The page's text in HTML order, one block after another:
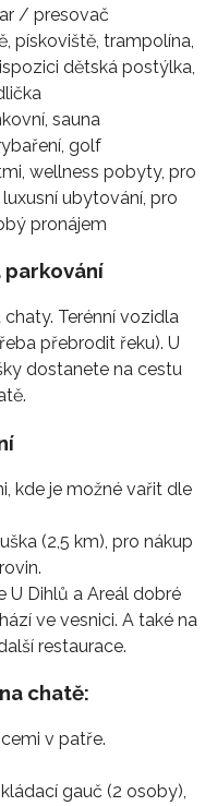
/ presovač
pískoviště, trampolína,
dětská postýlka,
sauna
golf
wellness pobyty, pro
ubytování, pro
pronájem
parkování
Terénní vozidla
přebrodit řeku). U
dostanete na cestu
kde je možné vařit dle
(2,5 km), pro nákup
U Dihlů a Areál dobré
ve vesnici. A také na
restaurace.
chatě:
v patře.
gauč (2 osoby),